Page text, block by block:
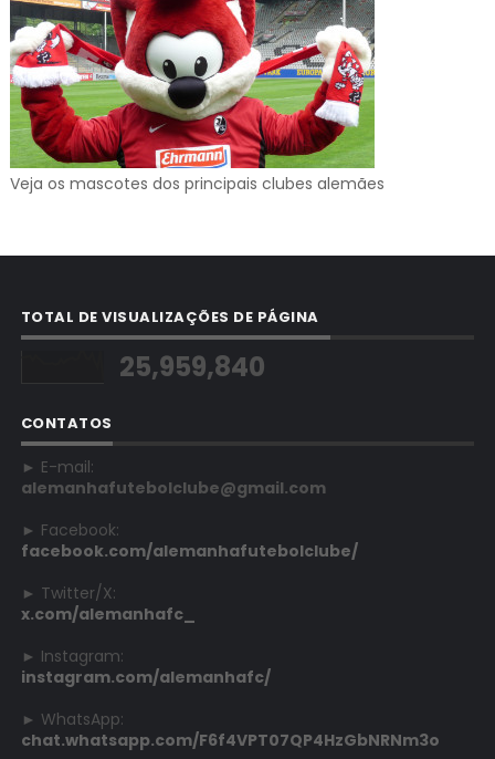
Veja os mascotes dos principais clubes alemães
TOTAL DE VISUALIZAÇÕES DE PÁGINA
25,959,840
CONTATOS
► E-mail:
alemanhafutebolclube@gmail.com
► Facebook:
facebook.com/alemanhafutebolclube/
► Twitter/X:
x.com/alemanhafc_
► Instagram:
instagram.com/alemanhafc/
► WhatsApp:
chat.whatsapp.com/F6f4VPT07QP4HzGbNRNm3o